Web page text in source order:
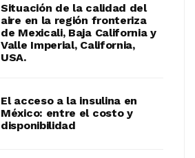
Situación de la calidad del
aire en la región fronteriza
de Mexicali, Baja California y
Valle Imperial, California,
USA.
El acceso a la insulina en
México: entre el costo y
disponibilidad